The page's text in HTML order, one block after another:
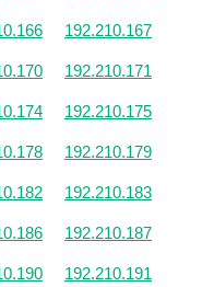
192.210.167
192.210.171
192.210.175
192.210.179
192.210.183
192.210.187
192.210.191